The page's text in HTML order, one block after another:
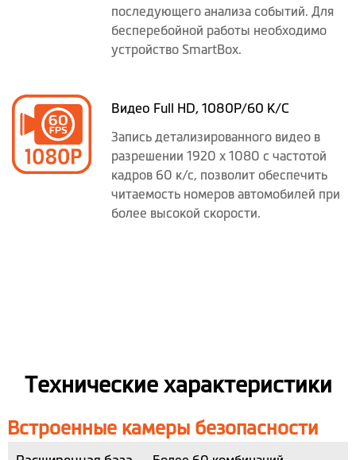
последующего анализа событий. Для
бесперебойной работы необходимо
устройство SmartBox.
Видео Full HD, 1080P/60 K/C
Запись детализированного видео в
разрешении 1920 x 1080 с частотой
кадров 60 к/с, позволит обеспечить
читаемость номеров автомобилей при
более высокой скорости.
Технические характеристики
Встроенные камеры безопасности